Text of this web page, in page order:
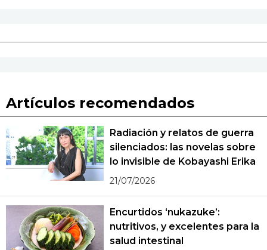
Artículos recomendados
Radiación y relatos de guerra
silenciados: las novelas sobre
lo invisible de Kobayashi Erika
21/07/2026
Encurtidos ‘nukazuke’:
nutritivos, y excelentes para la
salud intestinal